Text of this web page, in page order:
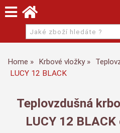
Home Krbové vložky
LUCY 12 BLACK
Teplovzdušná
LUCY 12